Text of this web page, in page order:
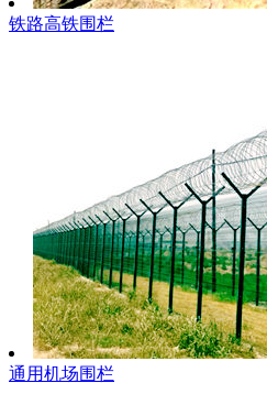
铁路高铁围栏
通用机场围栏